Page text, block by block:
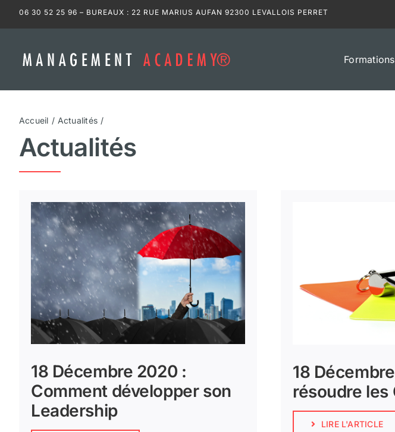
Passer06 30 52 25 96 – BUREAUX : 22 RUE MARIUS AUFAN 92300 LEVALLOIS PERRET
Formations
Accueil Actualités
Actualités
18 Décembre 2020 :
Comment développer son
Leadership
18
résoudre les
LIRE L'ARTICLE